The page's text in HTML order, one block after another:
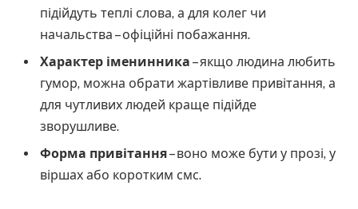
підійдуть теплі слова, а для колег чи
начальства – офіційні побажання.
Характер іменинника – якщо людина любить
гумор, можна обрати жартівливе привітання, а
для чутливих людей краще підійде
зворушливе.
Форма привітання– воно може бути у прозі, у
віршах або коротким смс.